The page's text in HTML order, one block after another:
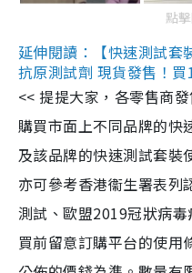
點
延伸閱讀：【快速測試套
抗原測試劑 現貨發售！
<< 提提大家，各零售商
購買市面上不同品牌的快
及該品牌的快速測試套裝
亦可參考香港衞生署表列
測試、歐盟2019冠狀病
買前留意訂購平台的使用